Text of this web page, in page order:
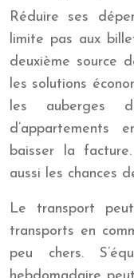
Réduire ses
limite pas aux
deuxième source
les solutions
les auberges
d’appartements
baisser la
aussi les chances
Le transport
transports en
peu chers.